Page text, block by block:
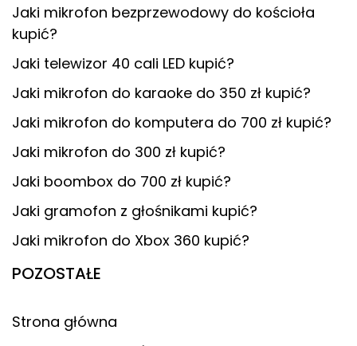
Jaki mikrofon bezprzewodowy do kościoła
kupić?
Jaki telewizor 40 cali LED kupić?
Jaki mikrofon do karaoke do 350 zł kupić?
Jaki mikrofon do komputera do 700 zł kupić?
Jaki mikrofon do 300 zł kupić?
Jaki boombox do 700 zł kupić?
Jaki gramofon z głośnikami kupić?
Jaki mikrofon do Xbox 360 kupić?
POZOSTAŁE
Strona główna